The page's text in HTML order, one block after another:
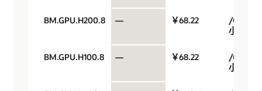
BM.GPU.H200.8 — ￥68.22
/GPU/
小时
BM.GPU.H100.8 — ￥68.22
/GPU/
小时